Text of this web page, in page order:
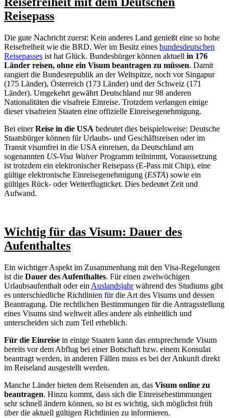
Reisepass
Die gute Nachricht zuerst: Kein anderes Land genießt eine so hohe
Reisefreiheit wie die BRD. Wer im Besitz eines bundesdeutschen
Reisepasses ist hat Glück. Bundesbürger können aktuell in 176
Länder reisen, ohne ein Visum beantragen zu müssen. Damit
rangiert die Bundesrepublik an der Weltspitze, noch vor Singapur
(175 Länder), Österreich (173 Länder) und der Schweiz (171
Länder). Umgekehrt gewährt Deutschland nur 98 anderen
Nationalitäten die visafreie Einreise. Trotzdem verlangen einige
dieser visafreien Staaten eine offizielle Einreisegenehmigung.
Bei einerReise in die USA bedeutet dies beispielsweise: Deutsche
Staatsbürger können für Urlaubs- und Geschäftsreisen oder im
Transit visumfrei in die USA einreisen, da Deutschland am
sogenannten US-Visa WaiverProgramm teilnimmt, Voraussetzung
ist trotzdem ein elektronischer Reisepass (E-Pass mit Chip), eine
gültige elektronische Einreisegenehmigung (ESTA) sowie ein
gültiges Rück- oder Weiterflugticket. Dies bedeutet Zeit und
Aufwand.
Wichtig für das Visum: Dauer des
Aufenthaltes
Ein wichtiger Aspekt im Zusammenhang mit den Visa-Regelungen
ist die Dauer des Aufenthaltes. Für einen zweiwöchigen
Urlaubsaufenthalt oder ein Auslandsjahrwährend des Studiums gibt
es unterschiedliche Richtlinien für die Art des Visums und dessen
Beantragung. Die rechtlichen Bestimmungen für die Antragsstellung
eines Visums sind weltweit alles andere als einheitlich und
unterscheiden sich zum Teil erheblich.
Für die Einreise in einige Staaten kann das entsprechende Visum
bereits vor dem Abflug bei einer Botschaft bzw. einem Konsulat
beantragt werden, in anderen Fällen muss es bei der Ankunft direkt
im Reiseland ausgestellt werden.
Manche Länder bieten dem Reisenden an, das Visum online zu
beantragen. Hinzu kommt, dass sich die Einreisebestimmungen
sehr schnell ändern können, so ist es wichtig, sich möglichst früh
über die aktuell gültigen Richtlinien zu informieren.